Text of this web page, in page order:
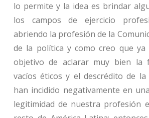
lo permite y la idea es brindar
los campos de ejercicio
abriendo la profesión de la
de la política y como creo que
objetivo de aclarar muy bien la
vacíos éticos y el descrédito de
han incidido negativamente en
legitimidad de nuestra profesión